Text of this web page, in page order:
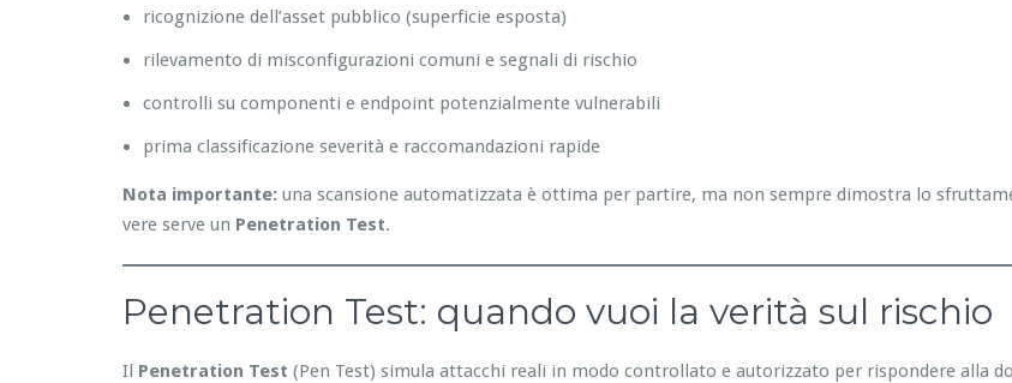
ricognizione dell’asset pubblico (superficie esposta)
rilevamento di misconfigurazioni comuni e segnali di rischio
controlli su componenti e endpoint potenzialmente vulnerabili
prima classificazione severità e raccomandazioni rapide
Nota importante: una scansione automatizzata è ottima per partire, ma non sempre dimostra lo
vere serve un Penetration Test.
Penetration Test: quando vuoi la verità sul rischio
Il Penetration Test (Pen Test) simula attacchi reali in modo controllato e autorizzato per rispondere alla